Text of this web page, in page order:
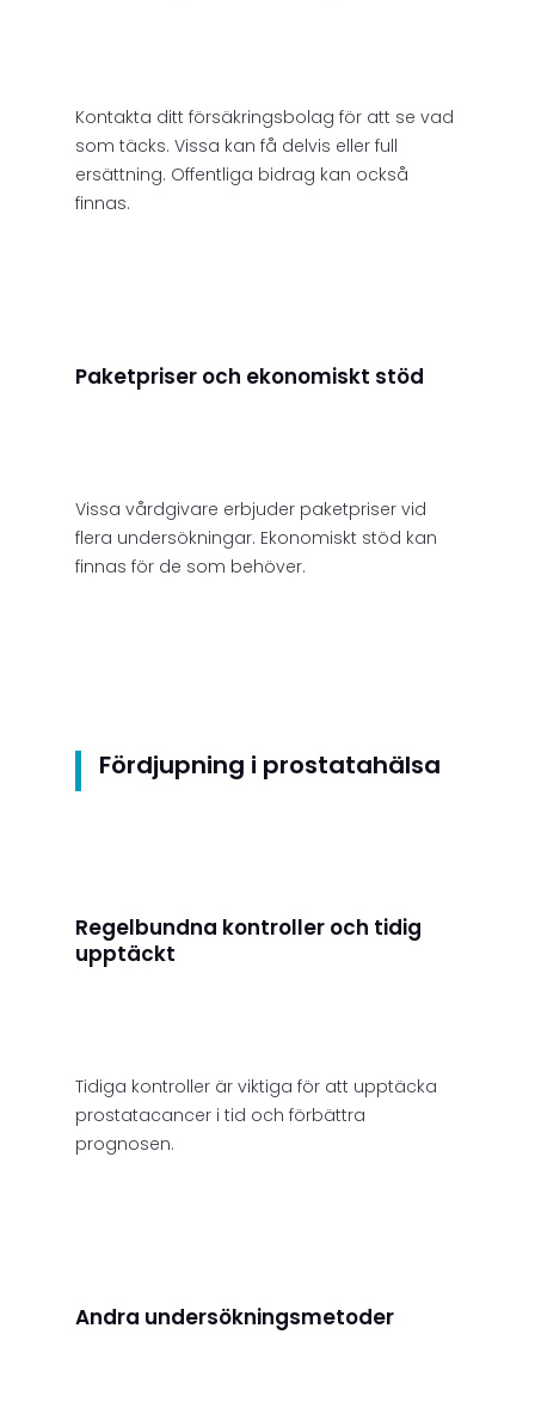
Kontakta ditt försäkringsbolag för att se vad
som täcks. Vissa kan få delvis eller full
ersättning. Offentliga bidrag kan också
finnas.
Paketpriser och ekonomiskt stöd
Vissa vårdgivare erbjuder paketpriser vid
flera undersökningar. Ekonomiskt stöd kan
finnas för de som behöver.
Fördjupning i prostatahälsa
Regelbundna kontroller och tidig
upptäckt
Tidiga kontroller är viktiga för att upptäcka
prostatacancer i tid och förbättra
prognosen.
Andra undersökningsmetoder